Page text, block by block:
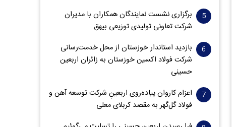
برگزاری نشست نمایندگان همکاران با مدیران
شرکت تعاونی تولیدی توزیعی بیهق
بازدید استاندار خوزستان از محل خدمت‌رسانی
شرکت فولاد اکسین خوزستان به زائران اربعین
حسینی
اعزام کاروان پیاده‌روی اربعینِ شرکت توسعه آهن و
فولاد گل‌گهر به مقصد کربلای معلی